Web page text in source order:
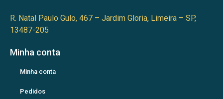
R. Natal Paulo Gulo, 467 – Jardim Gloria, Limeira – SP,
13487-205
Minha conta
Minha conta
Pedidos